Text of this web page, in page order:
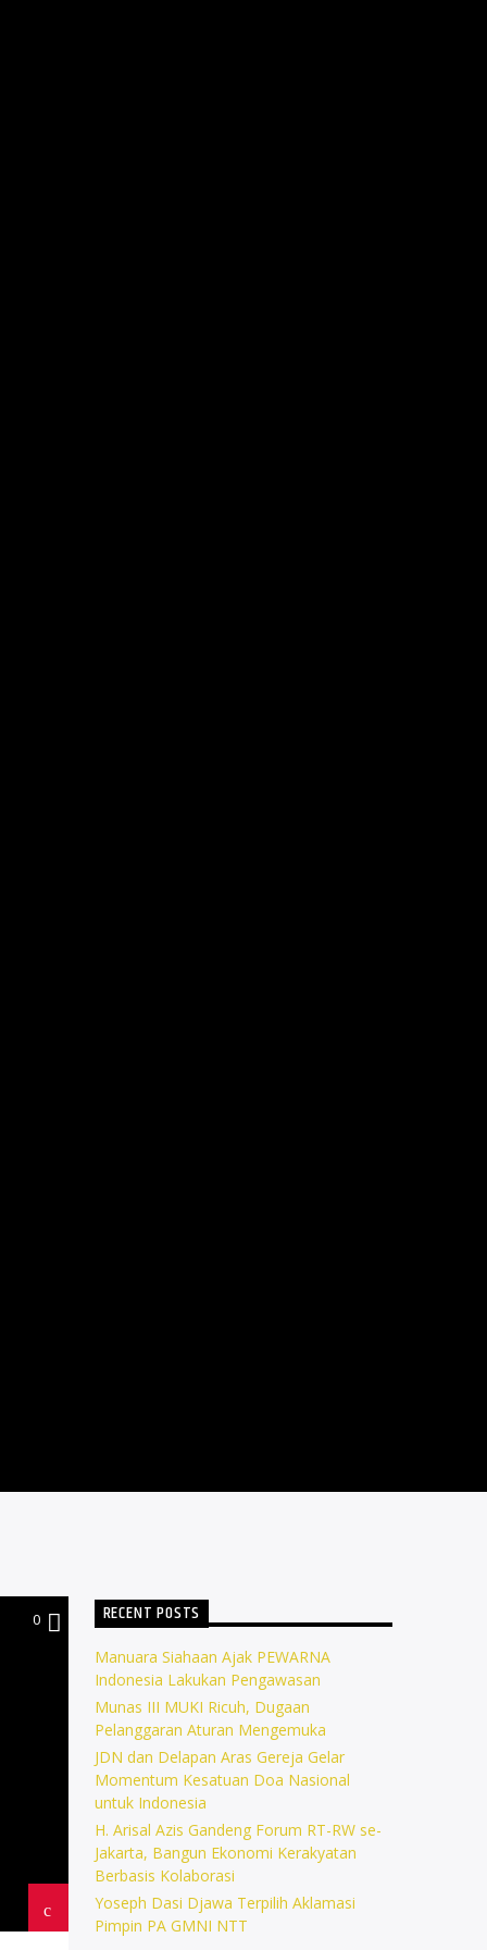
0 RECENT POSTS
Manuara Siahaan Ajak PEWARNA
Indonesia Lakukan Pengawasan
Munas III MUKI Ricuh, Dugaan
Pelanggaran Aturan Mengemuka
JDN dan Delapan Aras Gereja Gelar
Momentum Kesatuan Doa Nasional
untuk Indonesia
H. Arisal Azis Gandeng Forum RT-RW se-
Jakarta, Bangun Ekonomi Kerakyatan
Berbasis Kolaborasi
Yoseph Dasi Djawa Terpilih Aklamasi
Pimpin PA GMNI NTT